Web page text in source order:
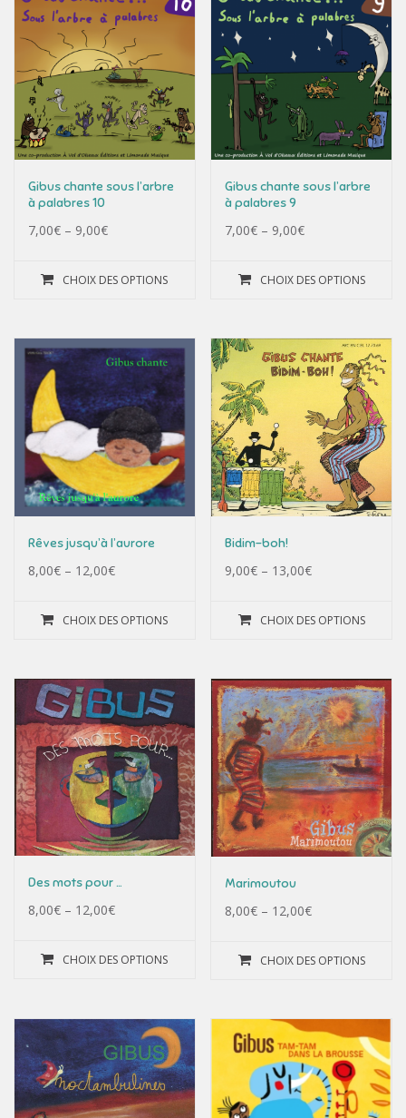
Gibus chante sous l’arbre
à palabres 10
7,00€ – 9,00€
CHOIX DES OPTIONS
Gibus chante sous l’arbre
à palabres 9
7,00€ – 9,00€
CHOIX DES OPTIONS
Rêves jusqu’à l’aurore
8,00€ – 12,00€
CHOIX DES OPTIONS
Bidim-boh!
9,00€ – 13,00€
CHOIX DES OPTIONS
Des mots pour …
8,00€ – 12,00€
CHOIX DES OPTIONS
Marimoutou
8,00€ – 12,00€
CHOIX DES OPTIONS